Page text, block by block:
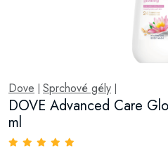
Dove | Sprchové gély |
DOVE Advanced Care
ml